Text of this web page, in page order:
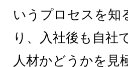
いうプロセスを知
り、入社後も自社
人材かどうかを見